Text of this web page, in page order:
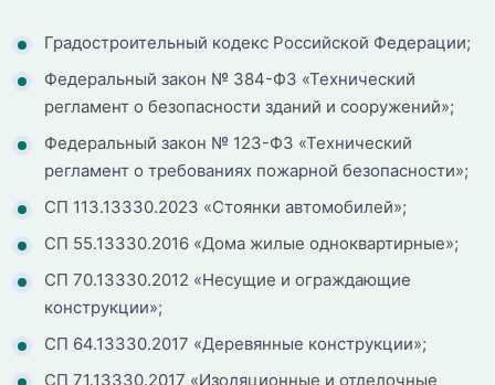
Градостроительный кодекс Российской Федерации;
Федеральный закон № 384-ФЗ «Технический
регламент о безопасности зданий и сооружений»;
Федеральный закон № 123-ФЗ «Технический
регламент о требованиях пожарной безопасности»;
СП 113.13330.2023 «Стоянки автомобилей»;
СП 55.13330.2016 «Дома жилые одноквартирные»;
СП 70.13330.2012 «Несущие и ограждающие
конструкции»;
СП 64.13330.2017 «Деревянные конструкции»;
СП 71.13330.2017 «Изоляционные и отделочные